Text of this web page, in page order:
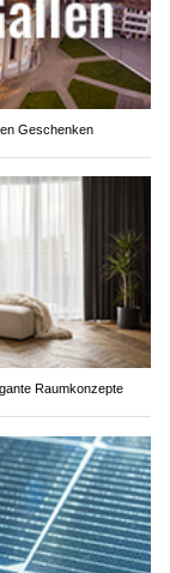
Geschenken
Raumkonzepte